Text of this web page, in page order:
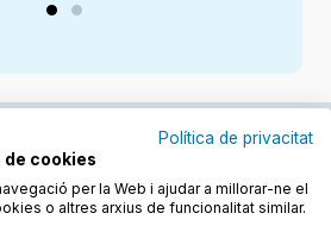
llibres a les llengües cooficials
Política de privacitat
cookies
per la Web i ajudar a millorar-ne el
o altres arxius de funcionalitat similar.